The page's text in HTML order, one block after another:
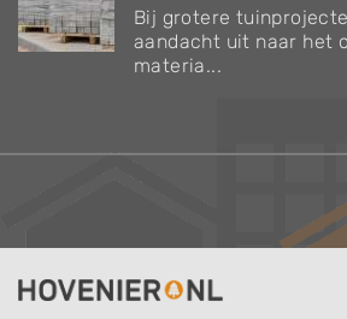
Bij grotere
aandacht uit naar het
materia...